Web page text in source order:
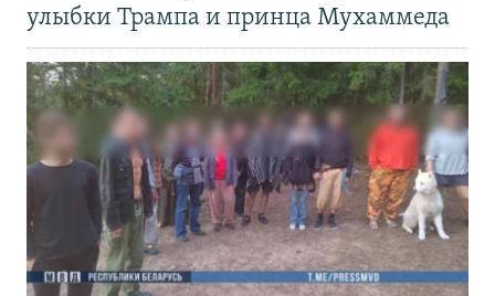
улыбки Трампа и принца Мухаммеда